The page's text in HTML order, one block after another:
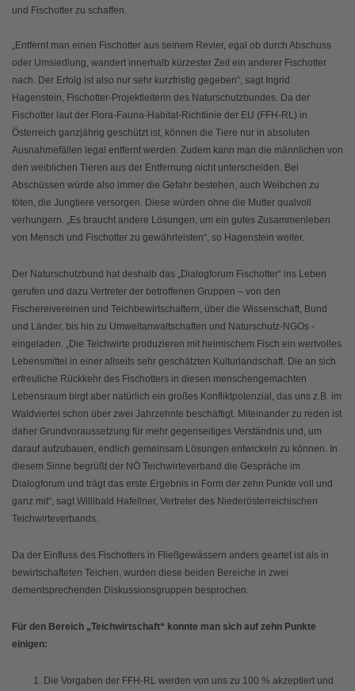
und Fischotter zu schaffen.
„Entfernt man einen Fischotter aus seinem Revier, egal ob durch Abschuss
oder Umsiedlung, wandert innerhalb kürzester Zeit ein anderer Fischotter
nach. Der Erfolg ist also nur sehr kurzfristig gegeben“, sagt Ingrid
Hagenstein, Fischotter-Projektleiterin des Naturschutzbundes. Da der
Fischotter laut der Flora-Fauna-Habitat-Richtlinie der EU (FFH-RL) in
Österreich ganzjährig geschützt ist, können die Tiere nur in absoluten
Ausnahmefällen legal entfernt werden. Zudem kann man die männlichen von
den weiblichen Tieren aus der Entfernung nicht unterscheiden. Bei
Abschüssen würde also immer die Gefahr bestehen, auch Weibchen zu
töten, die Jungtiere versorgen. Diese würden ohne die Mutter qualvoll
verhungern. „Es braucht andere Lösungen, um ein gutes Zusammenleben
von Mensch und Fischotter zu gewährleisten“, so Hagenstein weiter.
Der Naturschutzbund hat deshalb das „Dialogforum Fischotter“ ins Leben
gerufen und dazu Vertreter der betroffenen Gruppen – von den
Fischereivereinen und Teichbewirtschaftern, über die Wissenschaft, Bund
und Länder, bis hin zu Umweltanwaltschaften und Naturschutz-NGOs -
eingeladen. „Die Teichwirte produzieren mit heimischem Fisch ein wertvolles
Lebensmittel in einer allseits sehr geschätzten Kulturlandschaft. Die an sich
erfreuliche Rückkehr des Fischotters in diesen menschengemachten
Lebensraum birgt aber natürlich ein großes Konfliktpotenzial, das uns z.B. im
Waldviertel schon über zwei Jahrzehnte beschäftigt. Miteinander zu reden ist
daher Grundvoraussetzung für mehr gegenseitiges Verständnis und, um
darauf aufzubauen, endlich gemeinsam Lösungen entwickeln zu können. In
diesem Sinne begrüßt der NÖ Teichwirteverband die Gespräche im
Dialogforum und trägt das erste Ergebnis in Form der zehn Punkte voll und
ganz mit“, sagt Willibald Hafellner, Vertreter des Niederösterreichischen
Teichwirteverbands.
Da der Einfluss des Fischotters in Fließgewässern anders geartet ist als in
bewirtschafteten Teichen, wurden diese beiden Bereiche in zwei
dementsprechenden Diskussionsgruppen besprochen.
Für den Bereich „Teichwirtschaft“ konnte man sich auf zehn Punkte
einigen:
Die Vorgaben der FFH-RL werden von uns zu 100 % akzeptiert und